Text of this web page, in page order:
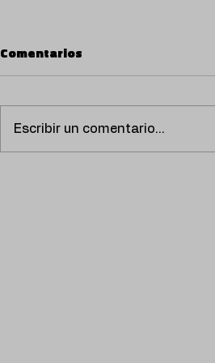
Comentarios
Escribir un comentario...